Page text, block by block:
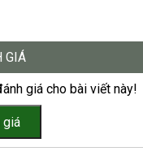
GIÁ
giá cho bài viết này!